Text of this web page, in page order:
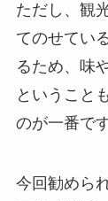
ただし、観
てのせてい
るため、味
ということ
のが一番です
今回勧めら